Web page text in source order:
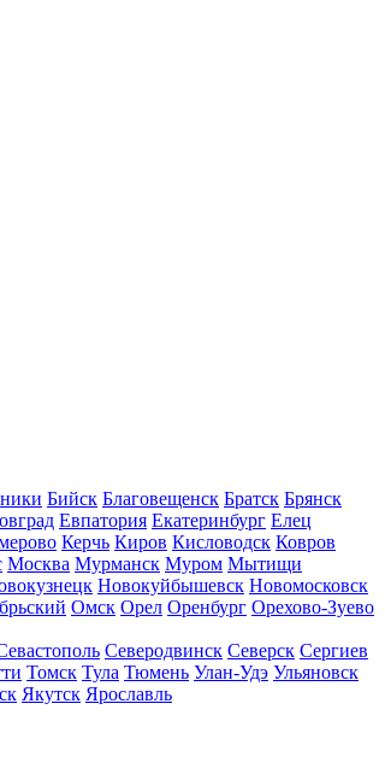
Бийск Благовещенск Братск Брянск
Евпатория Екатеринбург Елец
Керчь Киров Кисловодск Ковров
Москва Мурманск Муром Мытищи
Новокуйбышевск Новомосковск
Омск Орел Оренбург Орехово-Зуево
Северодвинск Северск Сергиев
Томск Тула Тюмень Улан-Удэ Ульяновск
Якутск Ярославль